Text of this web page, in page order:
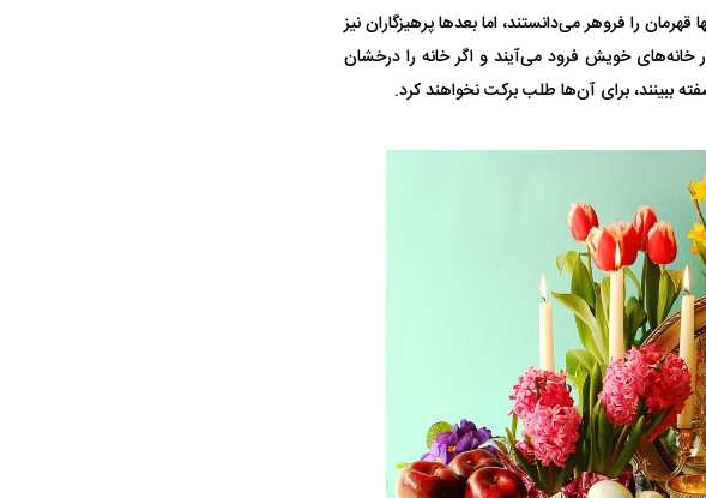
را فروهر می‌دانستند، اما بعد‌ها پرهیزگاران نیز
خانه‌های خویش فرود می‌آیند و اگر خانه را درخشان
ببینند، برای آن‌ها طلب برکت نخواهند کرد.